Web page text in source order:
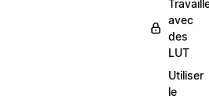
avec
des
LUT
Utiliser
le